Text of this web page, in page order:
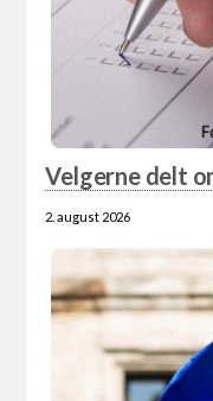
Velgerne delt
2. august 2026